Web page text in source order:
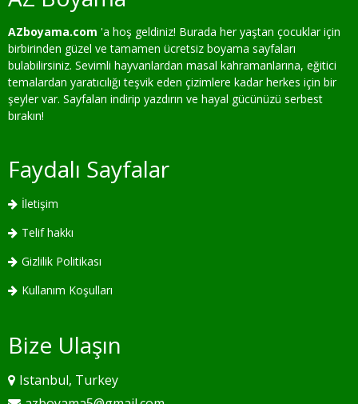
AZboyama.com 'a hoş geldiniz! Burada her yaştan çocuklar için
birbirinden güzel ve tamamen ücretsiz boyama sayfaları
bulabilirsiniz. Sevimli hayvanlardan masal kahramanlarına, eğitici
temalardan yaratıcılığı teşvik eden çizimlere kadar herkes için bir
şeyler var. Sayfaları indirip yazdırın ve hayal gücünüzü serbest
bırakın!
Faydalı Sayfalar
İletişim
Telif hakkı
Gizlilik Politikası
Kullanım Koşulları
Bize Ulaşın
Istanbul, Turkey